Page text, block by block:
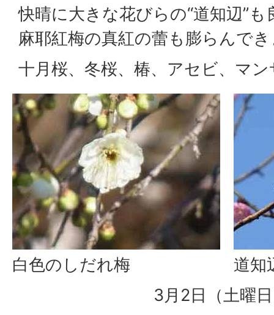
快晴に大きな花びらの“道知辺”
麻耶紅梅の真紅の蕾も膨らんで
十月桜、冬桜、椿、アセビ、マ
白色のしだれ梅
道知
3月2日（土曜